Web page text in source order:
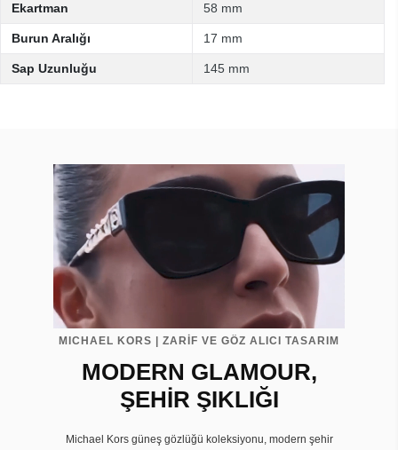
Ekartman 58 mm
Burun Aralığı 17 mm
Sap Uzunluğu 145 mm
MICHAEL KORS | ZARİF VE GÖZ ALICI TASARIM
MODERN GLAMOUR,
ŞEHİR ŞIKLIĞI
Michael Kors güneş gözlüğü koleksiyonu, modern şehir